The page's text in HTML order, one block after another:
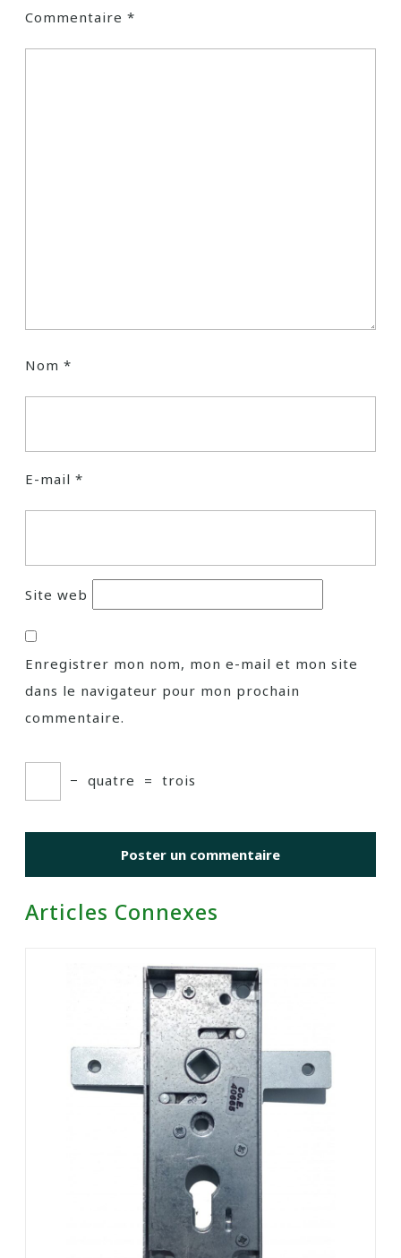
Commentaire *
Nom *
E-mail *
Site web
Enregistrer mon nom, mon e-mail et mon site
dans le navigateur pour mon prochain
commentaire.
− quatre = trois
Articles Connexes